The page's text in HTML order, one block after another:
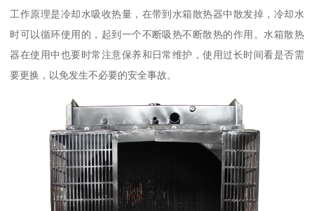
工作原理是冷却水吸收热量，在带到水箱散热器中散发掉，冷却水
时可以循环使用的，起到一个不断吸热不断散热的作用。水箱散热
器在使用中也要时常注意保养和日常维护，使用过长时间看是否需
要更换，以免发生不必要的安全事故。